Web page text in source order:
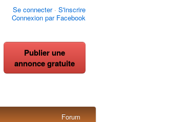
Se connecter· S'inscrire
Connexion par Facebook
Publier une
annonce gratuite
Forum